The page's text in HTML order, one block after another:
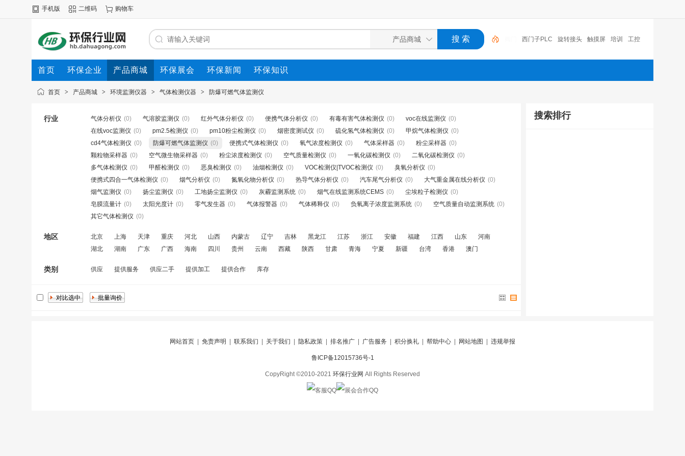
手机版 二维码 购物车
西门子PLC 旋转接头 触摸屏 培训 工控 工控机
变送器 球阀 plc 阀门
首页 环保企业 产品商城 环保展会 环保新闻 环保知识
首页 > 产品商城 > 环境监测仪器 > 气体检测仪器 > 防爆可燃气体监测仪
行业 气体分析仪 (0) 气溶胶监测仪 (0) 红外气体分析仪 (0) 便携气体分析仪 (0) 有毒有害气体检测仪 (0) voc在线监测仪 (0)
在线voc监测仪 (0) pm2.5检测仪 (0) pm10粉尘检测仪 (0) 烟密度测试仪 (0) 硫化氢气体检测仪 (0) 甲烷气体检测仪 (0)
cd4气体检测仪 (0) 防爆可燃气体监测仪 (0) 便携式气体检测仪 (0) 氧气浓度检测仪 (0) 气体采样器 (0) 粉尘采样器 (0)
颗粒物采样器 (0) 空气微生物采样器 (0) 粉尘浓度检测仪 (0) 空气质量检测仪 (0) 一氧化碳检测仪 (0) 二氧化碳检测仪 (0)
多气体检测仪 (0) 甲醛检测仪 (0) 恶臭检测仪 (0) 油烟检测仪 (0) VOC检测仪|TVOC检测仪 (0) 臭氧分析仪 (0)
便携式四合一气体检测仪 (0) 烟气分析仪 (0) 氮氧化物分析仪 (0) 热导气体分析仪 (0) 汽车尾气分析仪 (0) 大气重金属在线分析仪 (0)
烟气监测仪 (0) 扬尘监测仪 (0) 工地扬尘监测仪 (0) 灰霾监测系统 (0) 烟气在线监测系统CEMS (0) 尘埃粒子检测仪 (0)
皂膜流量计 (0) 太阳光度计 (0) 零气发生器 (0) 气体报警器 (0) 气体稀释仪 (0) 负氧离子浓度监测系统 (0) 空气质量自动监测系统 (0)
其它气体检测仪 (0)
地区 北京 上海 天津 重庆 河北 山西 内蒙古 辽宁 吉林 黑龙江 江苏 浙江 安徽 福建 江西 山东
河南
湖北
湖南 广东 广西 海南 四川 贵州 云南 西藏 陕西 甘肃 青海 宁夏 新疆 台湾 香港 澳门
类别 供应 提供服务 供应二手 提供加工 提供合作 库存
搜索排行
网站首页 免责声明 联系我们 关于我们 隐私政策 排名推广 广告服务 积分换礼 帮助中心 网站地图 违规举报
鲁ICP备12015736号-1
CopyRight ©2010-2021 环保行业网 All Rights Reserved